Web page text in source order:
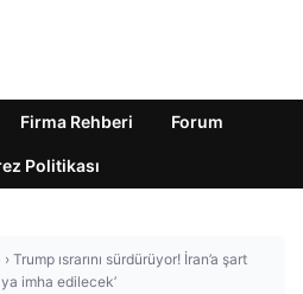
Firma Rehberi Forum
Politikası
› Trump ısrarını sürdürüyor! İran’a şart
imha edilecek’